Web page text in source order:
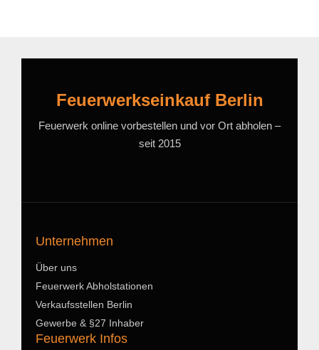
Feuerwerkseinkauf Berlin
Feuerwerk online vorbestellen und vor Ort abholen –
seit 2015
Unternehmen
Über uns
Feuerwerk Abholstationen
Verkaufsstellen Berlin
Gewerbe & §27 Inhaber
Feuerwerk Infos